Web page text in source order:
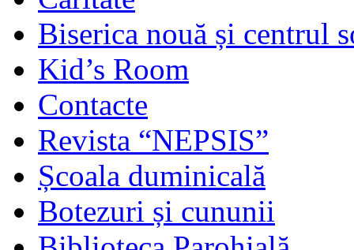
Biserica nouă și centrul
Kid’s Room
Contacte
Revista “NEPSIS”
Școala duminicală
Botezuri și cununii